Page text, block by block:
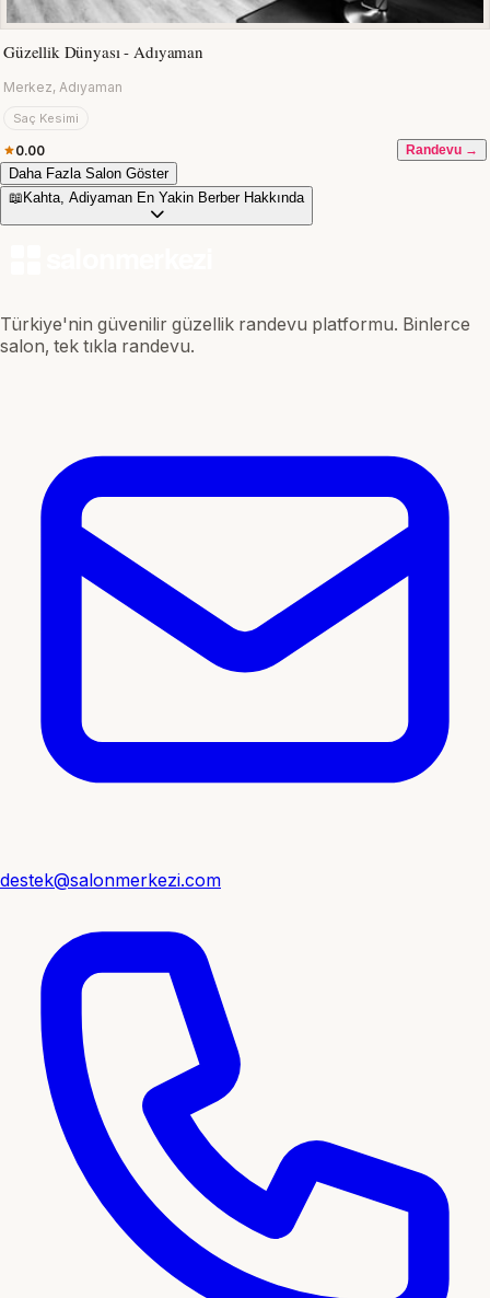
Güzellik Dünyası - Adıyaman
Merkez, Adıyaman
Saç Kesimi
0.00 Randevu →
Daha Fazla Salon Göster
📖 Kahta, Adiyaman En Yakin Berber Hakkında
Türkiye'nin güvenilir güzellik randevu platformu. Binlerce
salon, tek tıkla randevu.
destek@salonmerkezi.com